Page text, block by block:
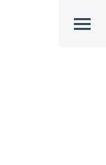
bar